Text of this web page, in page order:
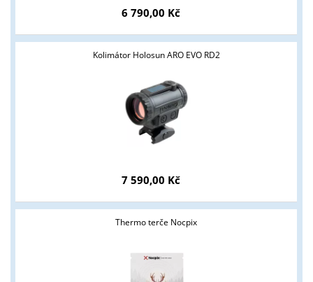
6 790,00 Kč
Kolimátor Holosun ARO EVO RD2
7 590,00 Kč
Thermo terče Nocpix
podnikatelům v oblasti zbraně a střelivo. Splňujete tyto
ANO NE